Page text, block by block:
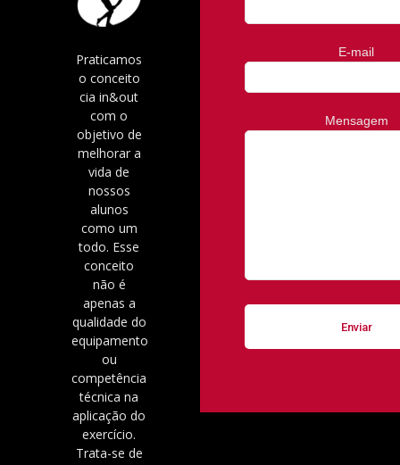
E-mail
Mensagem
Praticamos
o conceito
cia in&out
com o
objetivo de
melhorar a
vida de
nossos
alunos
como um
todo. Esse
conceito
não é
apenas a
qualidade do
equipamento
ou
competência
técnica na
aplicação do
exercício.
Trata-se de